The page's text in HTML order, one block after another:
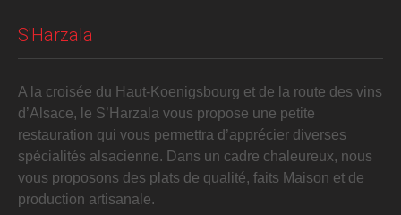
S'Harzala
A la croisée du Haut-Koenigsbourg et de la route des vins
d’Alsace, le S’Harzala vous propose une petite
restauration qui vous permettra d’apprécier diverses
spécialités alsacienne. Dans un cadre chaleureux, nous
vous proposons des plats de qualité, faits Maison et de
production artisanale.